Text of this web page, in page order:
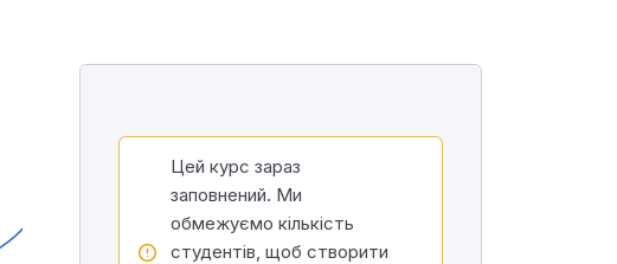
Цей курс зараз
заповнений. Ми
обмежуємо кількість
студентів, щоб створити